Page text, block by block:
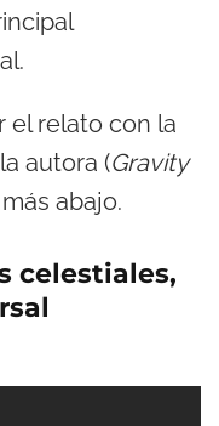
el relato con la
autora (Gravity
abajo.
celestiales,